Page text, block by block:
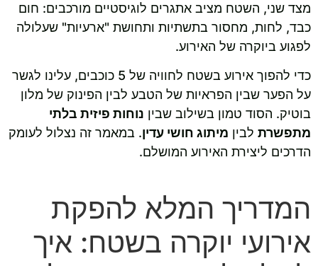
מצד שני, השטח מציב אתגרים לוגיסטיים מורכבים: חום
כבד, לחות, מחסור בתשתיות ותחושת "ארעיות" שעלולה
לפגוע ביוקרה של האירוע.
כדי להפוך אירוע בשטח לחוויה של 5 כוכבים, עלינו לגשר
על הפער שבין הפראיות של הטבע לבין הפינוק של מלון
בוטיק. הסוד טמון בשילוב שבין נוחות פיזית בלתי
מתפשרת לבין מיתוג חושי עדין. במאמר זה נצלול לעומק
הדרכים ליצירת האירוע המושלם.
המדריך המלא להפקת
אירועי יוקרה בשטח: איך